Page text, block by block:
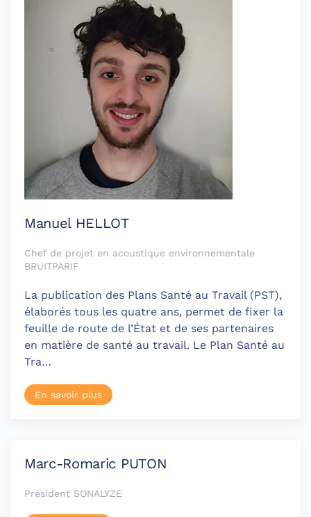
Manuel HELLOT
Chef de projet en acoustique environnementale
BRUITPARIF
La publication des Plans Santé au Travail (PST),
élaborés tous les quatre ans, permet de fixer la
feuille de route de l’État et de ses partenaires
en matière de santé au travail. Le Plan Santé au
Tra…
En savoir plus
Marc-Romaric PUTON
Président SONALYZE